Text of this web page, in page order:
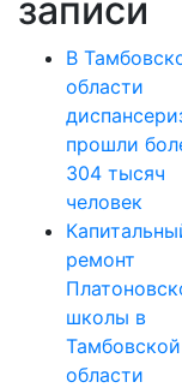
записи
В
области
прошли
304 тысяч
человек
ремонт
школы в
Тамбовской
области